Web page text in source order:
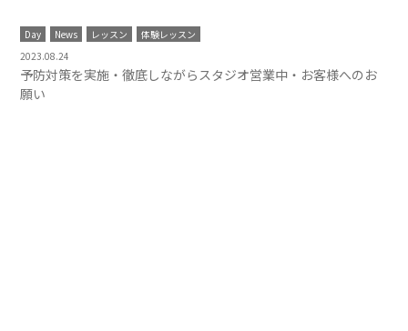
Day News レッスン
体験レッスン
2023.08.24
予防対策を実施・徹底しながらスタジオ営業中・お客様へのお
願い